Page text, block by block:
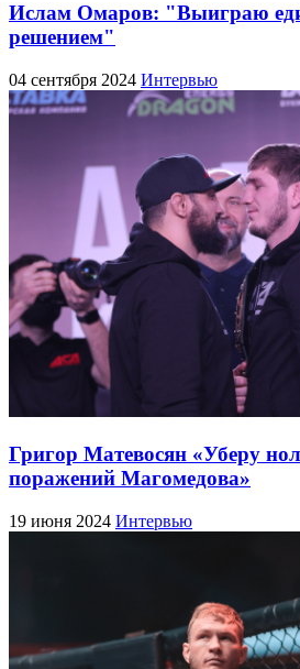
Ислам Омаров: "Выиграю
решением"
04 сентября 2024 Интервью
Григор Матевосян «Уберу
поражений Магомедова»
19 июня 2024 Интервью